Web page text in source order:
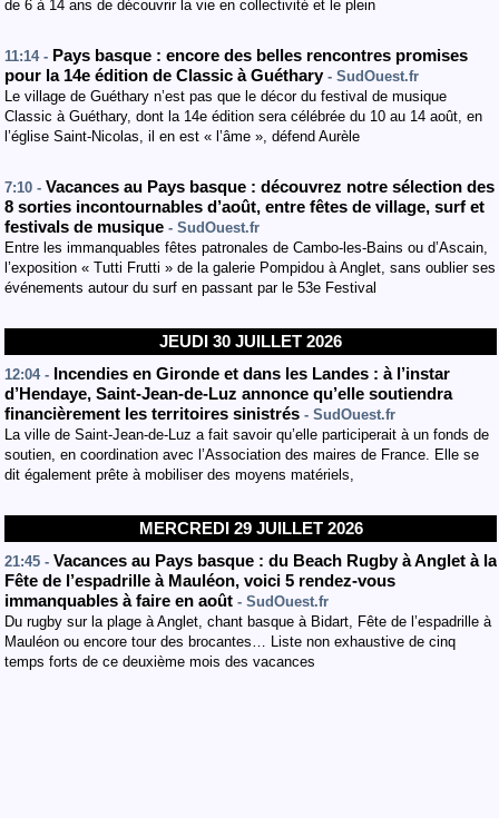
de 6 à 14 ans de découvrir la vie en collectivité et le plein
11:14 - Pays basque : encore des belles rencontres promises
pour la 14e édition de Classic à Guéthary - SudOuest.fr
Le village de Guéthary n’est pas que le décor du festival de musique
Classic à Guéthary, dont la 14e édition sera célébrée du 10 au 14 août, en
l’église Saint-Nicolas, il en est « l’âme », défend Aurèle
7:10 - Vacances au Pays basque : découvrez notre sélection des
8 sorties incontournables d’août, entre fêtes de village, surf et
festivals de musique - SudOuest.fr
Entre les immanquables fêtes patronales de Cambo-les-Bains ou d’Ascain,
l’exposition « Tutti Frutti » de la galerie Pompidou à Anglet, sans oublier ses
événements autour du surf en passant par le 53e Festival
JEUDI 30 JUILLET 2026
12:04 - Incendies en Gironde et dans les Landes : à l’instar
d’Hendaye, Saint-Jean-de-Luz annonce qu’elle soutiendra
financièrement les territoires sinistrés - SudOuest.fr
La ville de Saint-Jean-de-Luz a fait savoir qu’elle participerait à un fonds de
soutien, en coordination avec l’Association des maires de France. Elle se
dit également prête à mobiliser des moyens matériels,
MERCREDI 29 JUILLET 2026
21:45 - Vacances au Pays basque : du Beach Rugby à Anglet à la
Fête de l’espadrille à Mauléon, voici 5 rendez-vous
immanquables à faire en août - SudOuest.fr
Du rugby sur la plage à Anglet, chant basque à Bidart, Fête de l’espadrille à
Mauléon ou encore tour des brocantes… Liste non exhaustive de cinq
temps forts de ce deuxième mois des vacances